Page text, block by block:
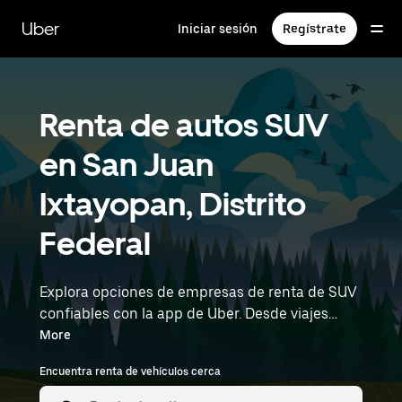
contenido
principal
Uber Iniciar sesión Regístrate
Renta de autos SUV
en San Juan
Ixtayopan, Distrito
Federal
Explora opciones de empresas de renta de SUV
confiables con la app de Uber. Desde viajes
familiares por carretera hasta aventuras al aire
capacidad, por lo que resultan perfectos para
More
Encuentra renta de vehículos cerca